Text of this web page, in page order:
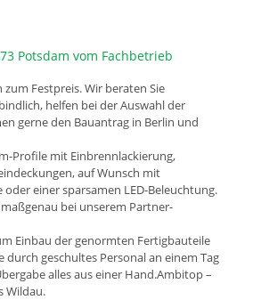
Potsdam vom Fachbetrieb
Festpreis. Wir beraten Sie
helfen bei der Auswahl der
gerne den Bauantrag in Berlin und
Profile mit Einbrennlackierung,
auf Wunsch mit
einer sparsamen LED-Beleuchtung.
bei unserem Partner-
Einbau der genormten Fertigbauteile
durch geschultes Personal an einem Tag
alles aus einer Hand.Ambitop –
Wildau.